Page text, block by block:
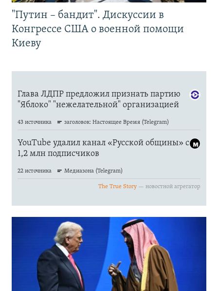
"Путин – бандит". Дискуссии в
Конгрессе США о военной помощи
Киеву